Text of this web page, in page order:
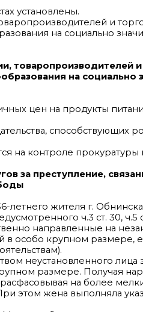
установлены.
и
на социально
товаропроизводителей
на социально
цен на продукты
способствующих
на контроле прокуратуры
за преступление,
жителя г.
ч.3 ст. 30, ч.5
направленные на
в особо крупном размере,
неустановленного лица
размере. Получая
на более
этом жена выполняла